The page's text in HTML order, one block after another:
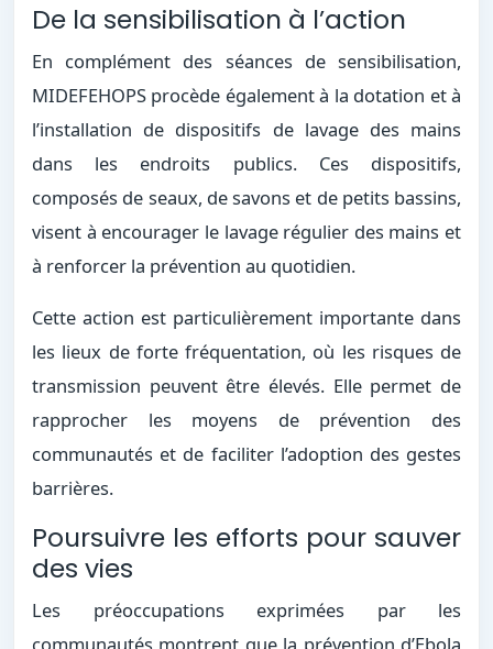
De la sensibilisation à l’action
En complément des séances de sensibilisation,
MIDEFEHOPS procède également à la dotation et à
l’installation de dispositifs de lavage des mains
dans les endroits publics. Ces dispositifs,
composés de seaux, de savons et de petits bassins,
visent à encourager le lavage régulier des mains et
à renforcer la prévention au quotidien.
Cette action est particulièrement importante dans
les lieux de forte fréquentation, où les risques de
transmission peuvent être élevés. Elle permet de
rapprocher les moyens de prévention des
communautés et de faciliter l’adoption des gestes
barrières.
Poursuivre les efforts pour sauver
des vies
Les préoccupations exprimées par les